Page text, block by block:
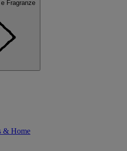
Fragranze
& Home